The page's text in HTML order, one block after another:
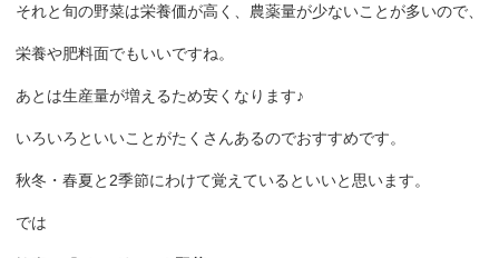
それと旬の野菜は栄養価が高く、農薬量が少ないことが多いので、
栄養や肥料面でもいいですね。
あとは生産量が増えるため安くなります♪
いろいろといいことがたくさんあるのでおすすめです。
秋冬・春夏と2季節にわけて覚えているといいと思います。
では